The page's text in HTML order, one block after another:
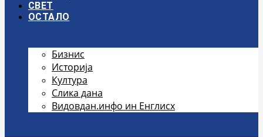
СВЕТ
ОСТАЛО
Бизнис
Историја
Култура
Слика дана
Видовдан.инфо ин Енглисх